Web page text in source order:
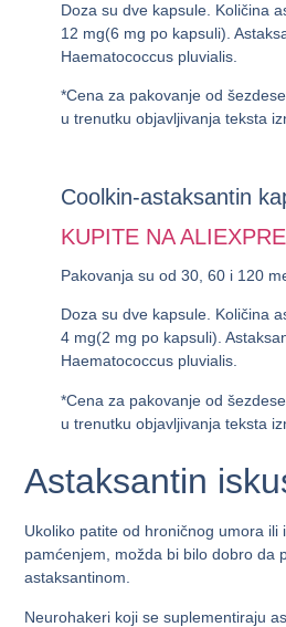
Doza su dve kapsule. Količina
12 mg(6 mg po kapsuli).
Haematococcus pluvialis.
*Cena za pakovanje od
u trenutku objavljivanja teksta
Coolkin-astaksantin
KUPITE NA
Pakovanja su od 30, 60 i 120
Doza su dve kapsule. Količina
4 mg(2 mg po kapsuli).
Haematococcus pluvialis.
*Cena za pakovanje od
u trenutku objavljivanja teksta
Astaksantin
Ukoliko patite od hroničnog umora ili
pamćenjem, možda bi bilo dobro da
astaksantinom.
Neurohakeri koji se suplementiraju